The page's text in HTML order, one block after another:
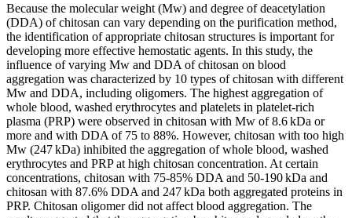
Because the molecular weight (Mw) and degree of deacetylation
(DDA) of chitosan can vary depending on the purification method,
the identification of appropriate chitosan structures is important for
developing more effective hemostatic agents. In this study, the
influence of varying Mw and DDA of chitosan on blood
aggregation was characterized by 10 types of chitosan with different
Mw and DDA, including oligomers. The highest aggregation of
whole blood, washed erythrocytes and platelets in platelet-rich
plasma (PRP) were observed in chitosan with Mw of 8.6 kDa or
more and with DDA of 75 to 88%. However, chitosan with too high
Mw (247 kDa) inhibited the aggregation of whole blood, washed
erythrocytes and PRP at high chitosan concentration. At certain
concentrations, chitosan with 75-85% DDA and 50-190 kDa and
chitosan with 87.6% DDA and 247 kDa both aggregated proteins in
PRP. Chitosan oligomer did not affect blood aggregation. The